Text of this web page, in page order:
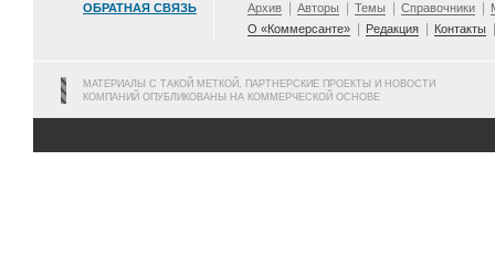
ОБРАТНАЯ СВЯЗЬ Архив Авторы Темы Справочники
О «Коммерсанте»
Редакция Контакты
МАТЕРИАЛЫ С ТАКОЙ МЕТКОЙ, ПАРТНЕРСКИЕ ПРОЕКТЫ И НОВОСТИ
КОМПАНИЙ ОПУБЛИКОВАНЫ НА КОММЕРЧЕСКОЙ ОСНОВЕ